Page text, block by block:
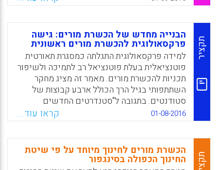
based approach) לתכנית הלימודים המכירה
בסטנדרטים מחייבים אך מתחילה בהכרה
ובהערכה של ידע מקומי (Sharkey, Judy; Clavijo
Olarte, Amparo; Ramirez, Luz Maribel, 2016).
WhatsApp
Facebook
Email
X
תקציר
הבנייה מחדש של הכשרת מורים: גישה
פרקסאולוגית להכשרת מורים ראשונית
למידה פרקסאולוגית התגלתה כמסגרת תאורטית
פוטנציאלית בעלת פוטנציאל רב לתמיכה ולשיפור
תכניות להכשרת מורים. מאמר זה מציג מחקר
השתתפותי בגיל הרך הכולל ארבע קבוצות של
סטודנטים. בתגובה ל"סטנדרטים החדשים
להוראה" במאה העשרים ואחת ולהתנסויות
המעשיות המוגברות, מתכשרים להוראה בקמפוס
אזורי במערב התיכון היו מעורבים בלמידה
פרקסאולוגית אקדמית, שהציעה הזדמנות להגביר
את השליטה בתוכן ולחזק את המיומנויות
01-08-2016 קראו עוד...
תקציר
הכשרת מורים לחינוך מיוחד על פי שיטת
החינוך הכפולה בסינגפור